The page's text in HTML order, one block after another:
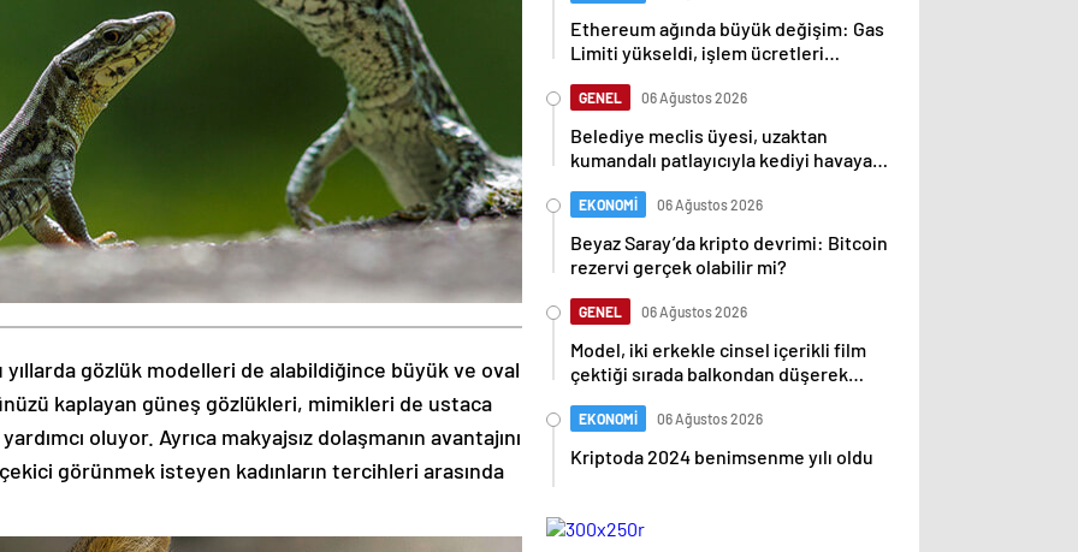
gözlük modelleri de alabildiğince büyük ve oval
kaplayan güneş gözlükleri, mimikleri de ustaca
oluyor. Ayrıca makyajsız dolaşmanın avantajını
görünmek isteyen kadınların tercihleri arasında
Ethereum ağında büyük değişim: Gas
Limiti yükseldi, işlem ücretleri
GENEL 06 Ağustos 2026
Belediye meclis üyesi, uzaktan
kumandalı patlayıcıyla kediyi havaya
EKONOMİ 06 Ağustos 2026
Beyaz Saray’da kripto devrimi: Bitcoin
rezervi gerçek olabilir mi?
GENEL 06 Ağustos 2026
Model, iki erkekle cinsel içerikli film
çektiği sırada balkondan düşerek
EKONOMİ 06 Ağustos 2026
Kriptoda 2024 benimsenme yılı oldu